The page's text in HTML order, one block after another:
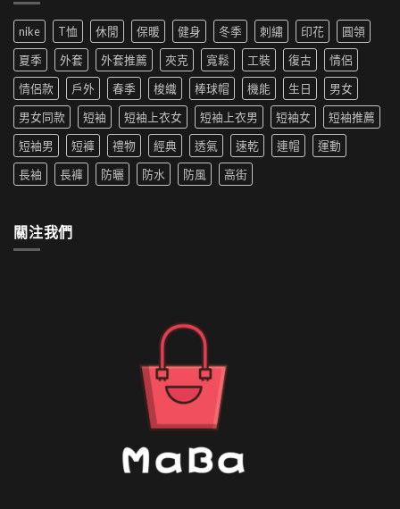
尚
革
新〉
中
為
夏
季
新
寵〉
中
生
穿
搭
推
薦|
女
生
穿
搭
推
薦〉
中
用
洗
衣
機
嗎
防
水
外
套
清
洗〉
nike T恤 休閒 保暖 健身 冬季 刺繡 印花
圓領
夏季
外套 外套推薦 夾克 寬鬆 工裝 復古
情侶
情侶款
戶外 春季 梭織 棒球帽 機能 生日
男女
男女同款
短袖 短袖上衣女 短袖上衣男 短袖女
短袖推薦
短袖男
短褲 禮物 經典 透氣 速乾 連帽
運動
長袖
長褲 防曬 防水 防風 高街
關注我們